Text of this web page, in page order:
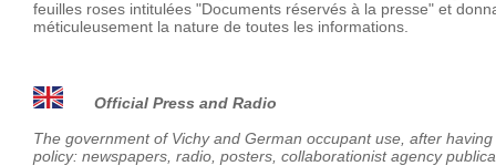
feuilles roses intitulées "Documents réservés à la presse" et
méticuleusement la nature de toutes les informations.
Official Press and Radio
The government of Vichy and German occupant use, after
policy: newspapers, radio, posters, collaborationist agency